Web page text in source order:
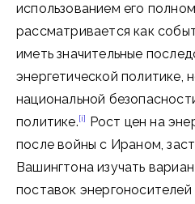
использованием его
рассматривается как
иметь значительные
энергетической политике,
национальной
политике.[i] Рост цен на
после войны с Ираном,
Вашингтона изучать
поставок